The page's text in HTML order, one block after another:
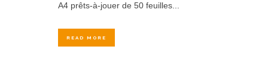
A4 prêts-à-jouer de 50 feuilles...
READ MORE